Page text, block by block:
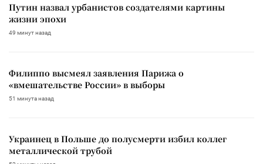
Путин назвал урбанистов создателями картины
жизни эпохи
49 минут назад
Филиппо высмеял заявления Парижа о
«вмешательстве России» в выборы
51 минута назад
Украинец в Польше до полусмерти избил коллег
металлической трубой